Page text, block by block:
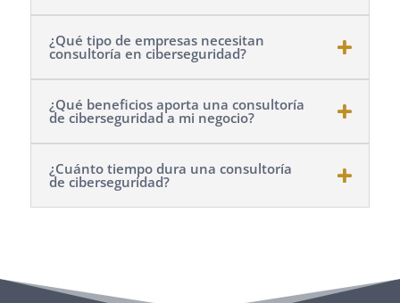
¿Qué tipo de empresas necesitan
consultoría en ciberseguridad?
¿Qué beneficios aporta una consultoría
de ciberseguridad a mi negocio?
¿Cuánto tiempo dura una consultoría
de ciberseguridad?